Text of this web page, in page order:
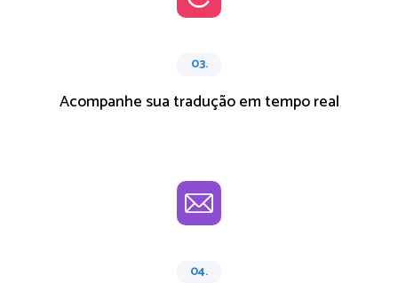
03.
Acompanhe sua tradução em tempo real
04.